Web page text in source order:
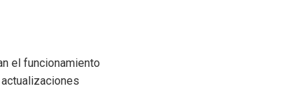
el funcionamiento